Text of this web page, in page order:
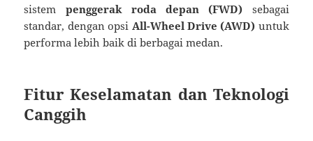
sistem penggerak roda depan (FWD) sebagai
standar, dengan opsi All-Wheel Drive (AWD) untuk
performa lebih baik di berbagai medan.
Fitur Keselamatan dan Teknologi
Canggih